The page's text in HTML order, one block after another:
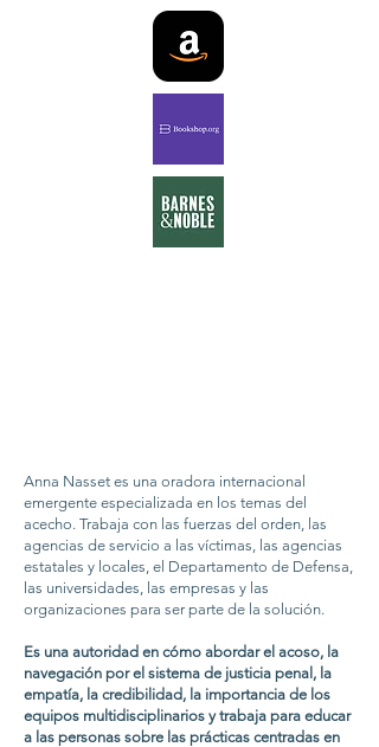
Anna Nasset es una oradora internacional
emergente especializada en los temas del
acecho. Trabaja con las fuerzas del orden, las
agencias de servicio a las víctimas, las agencias
estatales y locales, el Departamento de Defensa,
las universidades, las empresas y las
organizaciones para ser parte de la solución.
Es una autoridad en cómo abordar el acoso, la
navegación por el sistema de justicia penal, la
empatía, la credibilidad, la importancia de los
equipos multidisciplinarios y trabaja para educar
a las personas sobre las prácticas centradas en